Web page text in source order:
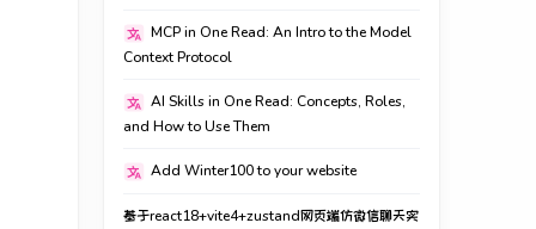
MCP in One Read: An Intro to the Model
Context Protocol
AI Skills in One Read: Concepts, Roles,
and How to Use Them
Add Winter100 to your website
基于react18+vite4+zustand网页端仿微信聊天实